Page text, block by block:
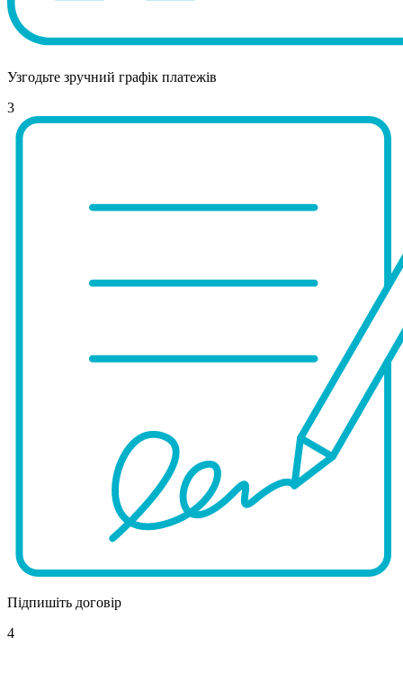
Узгодьте зручний графік платежів
3
Підпишіть договір
4